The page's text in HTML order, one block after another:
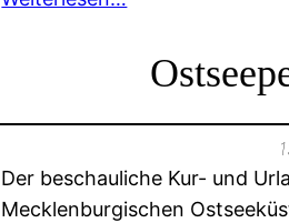
Der beschauliche Kur- und
Mecklenburgischen